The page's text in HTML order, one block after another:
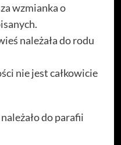
wzmianka o
należała do rodu
nie jest całkowicie
do parafii